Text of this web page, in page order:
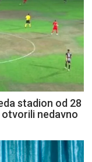
stadion od 28
otvorili nedavno